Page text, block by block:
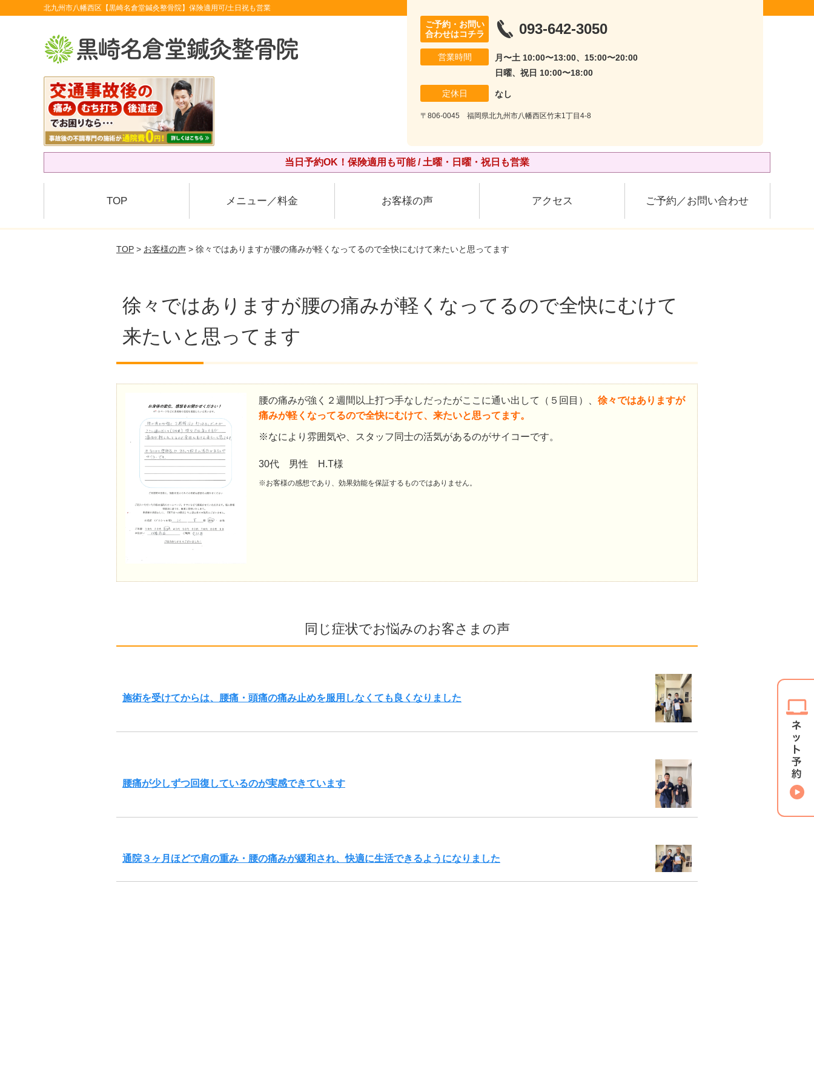
北九州市八幡西区【黒崎名倉堂鍼灸整骨院】保険適用可/土日祝も営業
ご予約・お問い
合わせはコチラ
093-642-3050
営業時間
月〜土 10:00〜13:00、15:00〜20:00
日曜、祝日 10:00〜18:00
定休日 なし
〒806-0045 福岡県北九州市八幡西区竹末1丁目4-8
当日予約OK！保険適用も可能 / 土曜・日曜・祝日も営業
TOP メニュー／料金 お客様の声 アクセス ご予約／お問い合わせ
TOP > お客様の声 > 徐々ではありますが腰の痛みが軽くなってるので全快にむけて来たいと思ってます
徐々ではありますが腰の痛みが軽くなってるので全快にむけて
来たいと思ってます
腰の痛みが強く２週間以上打つ手なしだったがここに通い出して（５回目）、 徐々ではありますが
痛みが軽くなってるので全快にむけて、来たいと思ってます。
※なにより雰囲気や、スタッフ同士の活気があるのがサイコーです。
30代 男性 H.T様
※お客様の感想であり、効果効能を保証するものではありません。
同じ症状でお悩みのお客さまの声
施術を受けてからは、腰痛・頭痛の痛み止めを服用しなくても良くなりました
腰痛が少しずつ回復しているのが実感できています
通院３ヶ月ほどで肩の重み・腰の痛みが緩和され、快適に生活できるようになりました